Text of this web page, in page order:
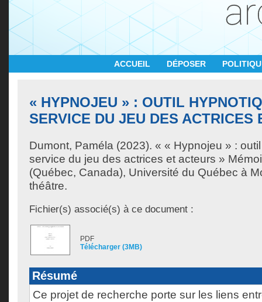
ACCUEIL DÉPOSER
« HYPNOJEU » : OUTIL
SERVICE DU JEU DES ACTRICES
Dumont, Paméla (2023). « « Hypnojeu » :
service du jeu des actrices et acteurs »
(Québec, Canada), Université du Québec à
théâtre.
Fichier(s) associé(s) à ce document :
PDF
Télécharger (3MB)
Résumé
Ce projet de recherche porte sur les liens